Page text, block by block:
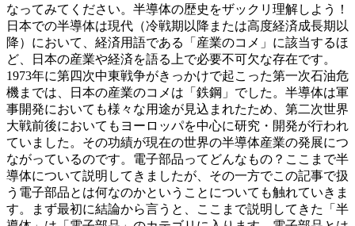
なってみてください。半導体の歴史をザックリ理解しよう！
日本での半導体は現代（冷戦期以降または高度経済成長期以
降）において、経済用語である「産業のコメ」に該当するほ
ど、日本の産業や経済を語る上で必要不可欠な存在です。
1973年に第四次中東戦争がきっかけで起こった第一次石油危
機までは、日本の産業のコメは「鉄鋼」でした。半導体は軍
事開発においても様々な用途が見込まれたため、第二次世界
大戦前後においてもヨーロッパを中心に研究・開発が行われ
ていました。その功績が現在の世界の半導体産業の発展につ
ながっているのです。電子部品ってどんなもの？ここまで半
導体について説明してきましたが、その一方でこの記事で扱
う電子部品とは何なのかということについても触れていきま
す。まず最初に結論から言うと、ここまで説明してきた「半